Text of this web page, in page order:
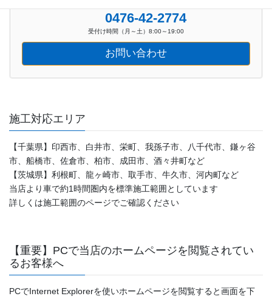
0476-42-2774
受付け時間（月～土）8:00～19:00
お問い合わせ
施工対応エリア
【千葉県】印西市、白井市、栄町、我孫子市、八千代市、鎌ヶ谷
市、船橋市、佐倉市、柏市、成田市、酒々井町など
【茨城県】利根町、龍ヶ崎市、取手市、牛久市、河内町など
当店より車で約1時間圏内を標準施工範囲としています
詳しくは施工範囲のページでご確認ください
【重要】PCで当店のホームページを閲覧されてい
るお客様へ
PCでInternet Explorerを使いホームページを閲覧すると画面を下